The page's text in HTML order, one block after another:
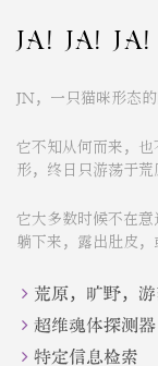
JA! JA! JA!
JN，一只猫咪形态的
它不知从何而来，
形，终日只游荡于荒
它大多数时候不在
躺下来，露出肚皮，
荒原，旷野，
超维魂体探测器
特定信息检索